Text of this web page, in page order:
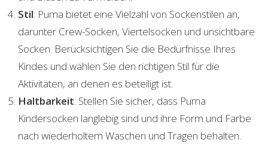
Stil: Puma bietet eine Vielzahl von Sockenstilen an,
darunter Crew-Socken, Viertelsocken und unsichtbare
Socken. Berücksichtigen Sie die Bedürfnisse Ihres
Kindes und wählen Sie den richtigen Stil für die
Aktivitäten, an denen es beteiligt ist.
Haltbarkeit: Stellen Sie sicher, dass Puma
Kindersocken langlebig sind und ihre Form und Farbe
nach wiederholtem Waschen und Tragen behalten.